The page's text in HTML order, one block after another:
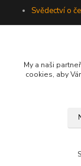
Svědectví o
Všechna práva
My a naši
cookies, aby